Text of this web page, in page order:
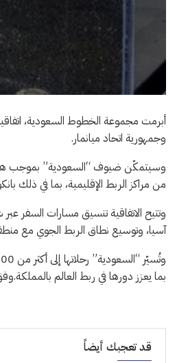
وجمهورية اتحاد ميانمار.
وسيتمكّن ضيوف “السعودية” بموجب هذه
من مراكز الربط الإقليمية، بما في ذلك
وتتيح الاتفاقية تنسيق مسارات السفر
آسيا، وتوسيع نطاق الربط الجوي مع
بما يعزز دورها في ربط العالم بالمملكة.وفق
قد تعجبك أيضاً